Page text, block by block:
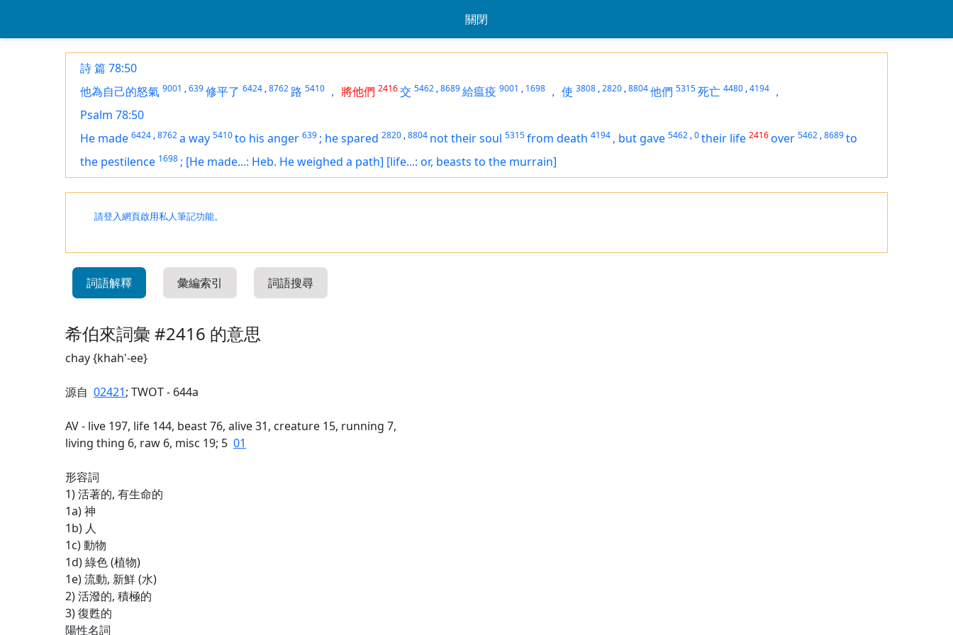
關閉
詩 篇 78:50
他為自己的怒氣 9001 ,639修平了 6424 ,8762 路 5410 ， 將他們 2416交 5462 ,8689給瘟疫 9001 , 1698 ， 使 3808 ,2820 ,8804他們 5315死亡 4480 ,4194 ，
Psalm 78:50
He made 6424 ,8762a way 5410to his anger 639 ; he spared 2820 ,8804 not their soul 5315from death 4194 , but gave 5462 ,0their life 2416over 5462 ,8689to
the pestilence 1698 ; [He made...: Heb. He weighed a path] [life...: or, beasts to the murrain]
請登入網頁啟用私人筆記功能。
詞語解釋 彙編索引 詞語搜尋
希伯來詞彙 #2416 的意思
chay {khah'-ee}
源自 02421; TWOT - 644a
AV - live 197, life 144, beast 76, alive 31, creature 15, running 7,
living thing 6, raw 6, misc 19; 5 01
形容詞
1) 活著的, 有生命的
1a) 神
1b) 人
1c) 動物
1d) 綠色 (植物)
1e) 流動, 新鮮 (水)
2) 活潑的, 積極的
3) 復甦的
陽性名詞